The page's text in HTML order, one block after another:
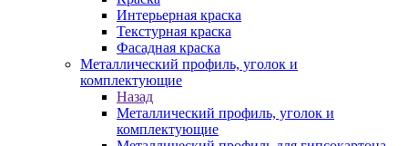
Интерьерная краска
Текстурная краска
Фасадная краска
Металлический профиль, уголок и
комплектующие
Назад
Металлический профиль, уголок и
комплектующие